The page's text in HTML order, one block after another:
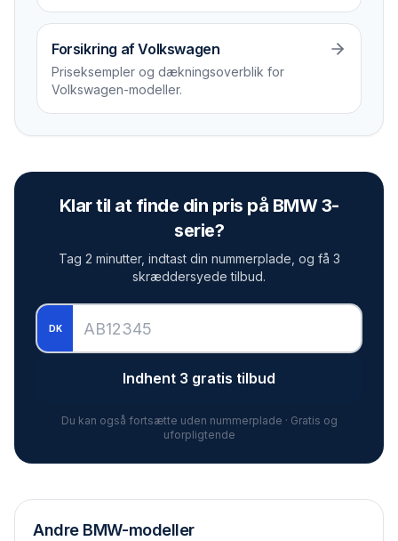
Forsikring af Volkswagen
Priseksempler og dækningsoverblik for
Volkswagen-modeller.
Klar til at finde din pris på BMW 3-
serie?
Tag 2 minutter, indtast din nummerplade, og få 3
skræddersyede tilbud.
DK
Indhent 3 gratis tilbud
Du kan også fortsætte uden nummerplade · Gratis og
uforpligtende
Andre BMW-modeller